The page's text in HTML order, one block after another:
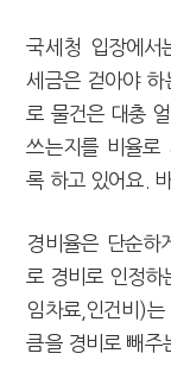
국세청 입장에서
세금은 걷아야 하
로 물건은 대충
쓰는지를 비율로
록 하고 있어요.
경비율은 단순하
로 경비로 인정하
임차료,인건비)
큼을 경비로 빼주